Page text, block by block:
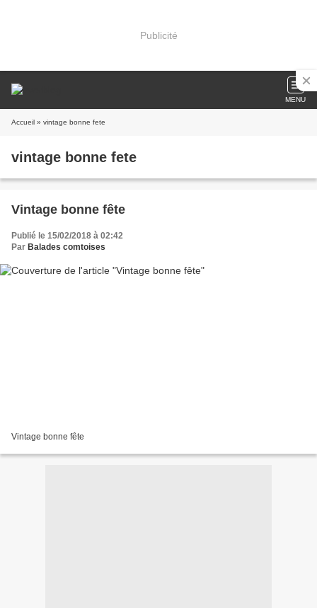
Publicité
MENU
Accueil » vintage bonne fete
vintage bonne fete
Vintage bonne fête
Publié le 15/02/2018 à 02:42
Par Balades comtoises
Vintage bonne fête